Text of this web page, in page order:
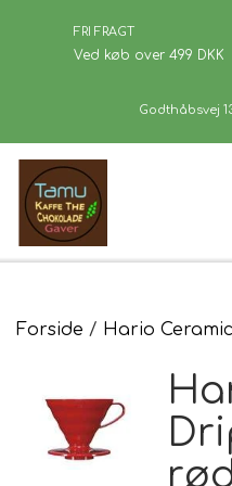
FRI FRAGT
Ved køb over 499 DKK
Godthåbsvej
Se
Forside Hario